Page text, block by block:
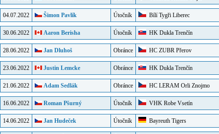
04.07.2022 Šimon Pavlík Útočník Bílí Tygři Liberec
30.06.2022 Aaron Berisha Útočník HK Dukla Trenčín
28.06.2022 Jan Dluhoš Obránce HC ZUBR Přerov
23.06.2022 Justin Lemcke Obránce HK Dukla Trenčín
21.06.2022 Adam Sedlák Obránce HC LERAM Orli Znojmo
16.06.2022 Roman Pšurný Útočník VHK Robe Vsetín
14.06.2022 Jan Hudeček Útočník Bayreuth Tigers